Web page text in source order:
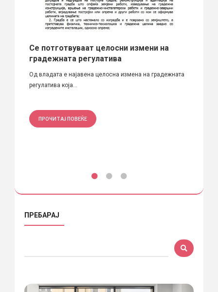
Се потготвуваат целосни измени на
градежната регулатива
Од владата е најавена целосна измена на градежната
регулатива која...
ПРОЧИТАЈ ПОВЕЌЕ
ПРЕБАРАЈ